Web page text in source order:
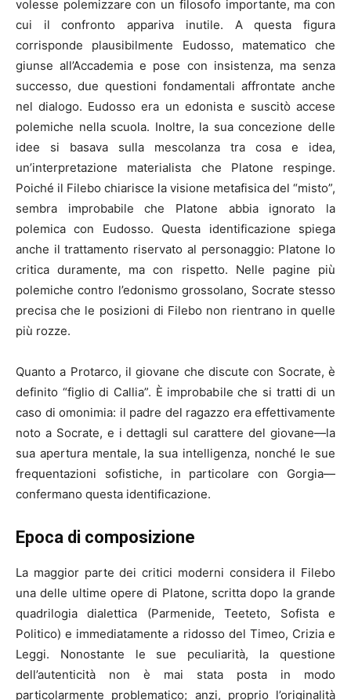
volesse polemizzare con un filosofo importante, ma con
cui il confronto appariva inutile. A questa figura
corrisponde plausibilmente Eudosso, matematico che
giunse all’Accademia e pose con insistenza, ma senza
successo, due questioni fondamentali affrontate anche
nel dialogo. Eudosso era un edonista e suscitò accese
polemiche nella scuola. Inoltre, la sua concezione delle
idee si basava sulla mescolanza tra cosa e idea,
un’interpretazione materialista che Platone respinge.
Poiché il Filebo chiarisce la visione metafisica del “misto”,
sembra improbabile che Platone abbia ignorato la
polemica con Eudosso. Questa identificazione spiega
anche il trattamento riservato al personaggio: Platone lo
critica duramente, ma con rispetto. Nelle pagine più
polemiche contro l’edonismo grossolano, Socrate stesso
precisa che le posizioni di Filebo non rientrano in quelle
più rozze.
Quanto a Protarco, il giovane che discute con Socrate, è
definito “figlio di Callia”. È improbabile che si tratti di un
caso di omonimia: il padre del ragazzo era effettivamente
noto a Socrate, e i dettagli sul carattere del giovane—la
sua apertura mentale, la sua intelligenza, nonché le sue
frequentazioni sofistiche, in particolare con Gorgia—
confermano questa identificazione.
Epoca di composizione
La maggior parte dei critici moderni considera il Filebo
una delle ultime opere di Platone, scritta dopo la grande
quadrilogia dialettica (Parmenide, Teeteto, Sofista e
Politico) e immediatamente a ridosso del Timeo, Crizia e
Leggi. Nonostante le sue peculiarità, la questione
dell’autenticità non è mai stata posta in modo
particolarmente problematico; anzi, proprio l’originalità